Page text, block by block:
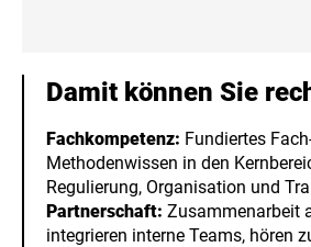
Damit können Sie
Fachkompetenz: Fundiertes
Methodenwissen in den
Regulierung, Organisation und
Partnerschaft: Zusammenarbeit
integrieren interne Teams, hören